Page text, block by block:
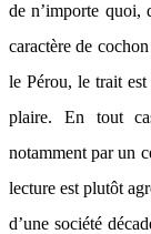
de n’importe quoi,
caractère de
le Pérou, le trait
plaire. En tout
notamment par un
lecture est plutôt
d’une société